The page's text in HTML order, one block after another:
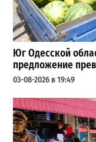
Юг Одесской
предложение
03-08-2026 в 19:49